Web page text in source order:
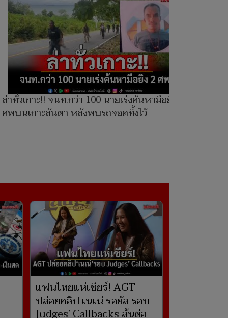
ล่าทั่วเกาะ!! จนท.กว่า 100 นายเร่งค้นหามือยิง 2
ศพบนเกาะลันตา หลังพบรถจอดทิ้งไว้
แฟนไทยแห่เชียร์! AGT
ปล่อยคลิป เนเน่ รอยัล รอบ
Judges’ Callbacks ลุ้นต่อ